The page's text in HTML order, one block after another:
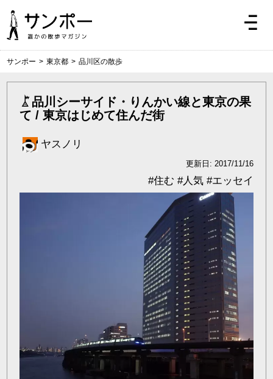
サンポー > 東京都 > 品川区の散歩
品川シーサイド・りんかい線と東京の果
て / 東京はじめて住んだ街
ヤスノリ
更新日: 2017/11/16
#エッセイ
#人気
#住む